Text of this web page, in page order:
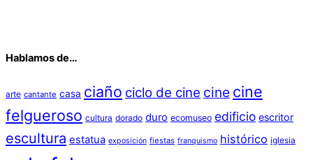
Hablamos de…
arte cantante casa ciaño ciclo de cine cine cine
felgueroso cultura dorado duro ecomuseo edificio escritor
escultura estatua exposición fiestas franquismo histórico iglesia